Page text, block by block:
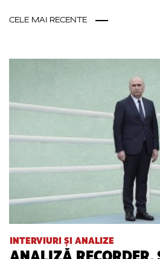
CELE MAI RECENTE
INTERVIURI ȘI ANALIZE